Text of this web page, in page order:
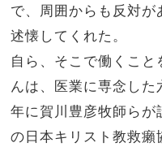
で、周囲からも反対が
述懐してくれた。
自ら、そこで働くこと
んは、医業に専念し
年に賀川豊彦牧師らが
の日本キリスト教救癩